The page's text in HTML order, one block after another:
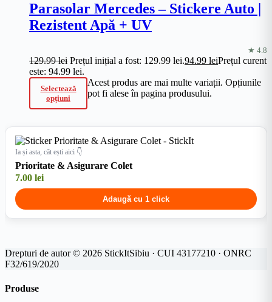
Parasolar Mercedes – Stickere Auto |
Rezistent Apă + UV
★ 4.8
129.99lei Prețul inițial a fost: 129.99 lei.94.99 leiPrețul curent
este: 94.99 lei.
Selectează
opțiuni
Acest produs are mai multe variații. Opțiunile
pot fi alese în pagina produsului.
Ia și asta, cât ești aici 👇
Prioritate & Asigurare Colet
7.00 lei
Adaugă cu 1 click
Drepturi de autor © 2026 StickItSibiu · CUI 43177210 · ONRC
F32/619/2020
Produse